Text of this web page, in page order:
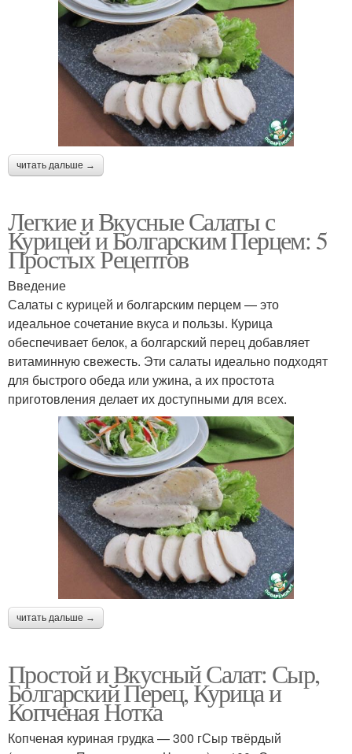
читать дальше →
Легкие и Вкусные Салаты с
Курицей и Болгарским Перцем: 5
Простых Рецептов
Введение
Салаты с курицей и болгарским перцем — это
идеальное сочетание вкуса и пользы. Курица
обеспечивает белок, а болгарский перец добавляет
витаминную свежесть. Эти салаты идеально подходят
для быстрого обеда или ужина, а их простота
приготовления делает их доступными для всех.
читать дальше →
Простой и Вкусный Салат: Сыр,
Болгарский Перец, Курица и
Копченая Нотка
Копченая куриная грудка — 300 гСыр твёрдый